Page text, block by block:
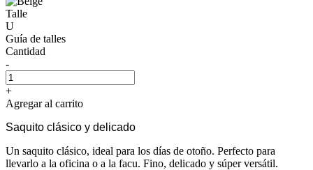
Talle
U
Guía de talles
Cantidad
-
+
Agregar al carrito
Saquito clásico y delicado
Un saquito clásico, ideal para los días de otoño. Perfecto para
llevarlo a la oficina o a la facu. Fino, delicado y súper versátil.